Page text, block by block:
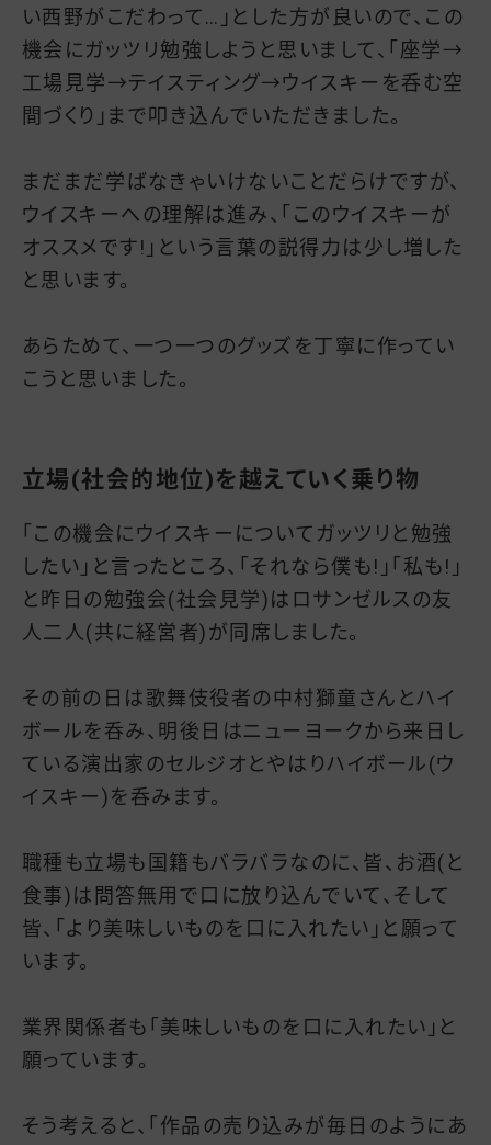
い西野がこだわって…」とした方が良いので、この
機会にガッツリ勉強しようと思いまして、「座学→
工場見学→テイスティング→ウイスキーを呑む空
間づくり」まで叩き込んでいただきました。
まだまだ学ばなきゃいけないことだらけですが、
ウイスキーへの理解は進み、「このウイスキーが
オススメです!」という言葉の説得力は少し増した
と思います。
あらためて、一つ一つのグッズを丁寧に作ってい
こうと思いました。
立場(社会的地位)を越えていく乗り物
「この機会にウイスキーについてガッツリと勉強
したい」と言ったところ、「それなら僕も!」「私も!」
と昨日の勉強会(社会見学)はロサンゼルスの友
人二人(共に経営者)が同席しました。
その前の日は歌舞伎役者の中村獅童さんとハイ
ボールを呑み、明後日はニューヨークから来日し
ている演出家のセルジオとやはりハイボール(ウ
イスキー)を呑みます。
職種も立場も国籍もバラバラなのに、皆、お酒(と
食事)は問答無用で口に放り込んでいて、そして
皆、「より美味しいものを口に入れたい」と願って
います。
業界関係者も「美味しいものを口に入れたい」と
願っています。
そう考えると、「作品の売り込みが毎日のようにあ